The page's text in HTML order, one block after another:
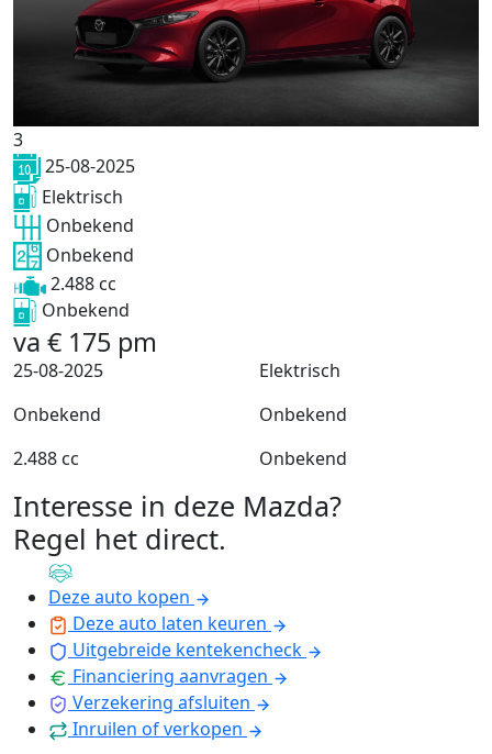
3
25-08-2025
Elektrisch
Onbekend
Onbekend
2.488 cc
Onbekend
va € 175 pm
25-08-2025
Elektrisch
Onbekend
Onbekend
2.488 cc
Onbekend
Interesse in deze Mazda?
Regel het direct.
Deze auto kopen
Deze auto laten keuren
Uitgebreide kentekencheck
Financiering aanvragen
Verzekering afsluiten
Inruilen of verkopen